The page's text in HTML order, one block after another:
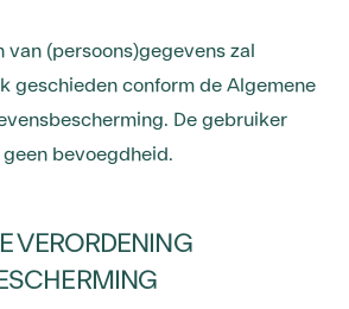
van (persoons)gegevens zal
geschieden conform de Algemene
De gebruiker
bevoegdheid.
VERORDENING